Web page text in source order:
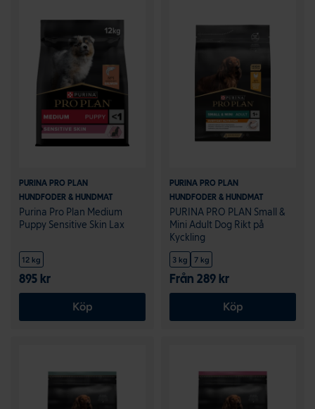
PURINA PRO PLAN
HUNDFODER & HUNDMAT
Purina Pro Plan Medium
Puppy Sensitive Skin Lax
12 kg
895 kr
Köp
PURINA PRO PLAN
HUNDFODER & HUNDMAT
PURINA PRO PLAN Small &
Mini Adult Dog Rikt på
Kyckling
3 kg 7 kg
Från 289 kr
Köp